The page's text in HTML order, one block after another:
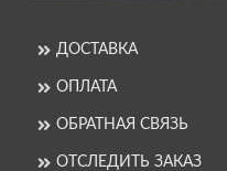
ДОСТАВКА
ОПЛАТА
ОБРАТНАЯ СВЯЗЬ
ОТСЛЕДИТЬ ЗАКАЗ